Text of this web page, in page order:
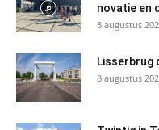
novatie en
8 augustus
Lisserbrug
8 augustus